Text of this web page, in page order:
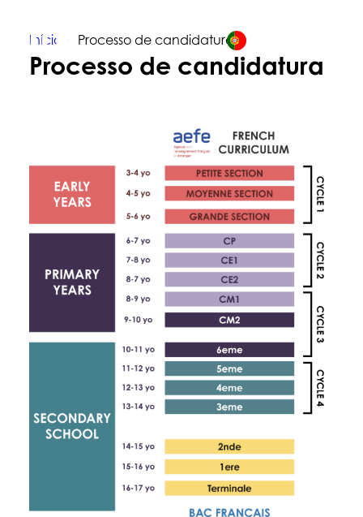
VIDA NA ESCOLA
ADMISSÕES
REGISTAR-SE AGORA
Início Processo de candidatura
Processo de candidatura